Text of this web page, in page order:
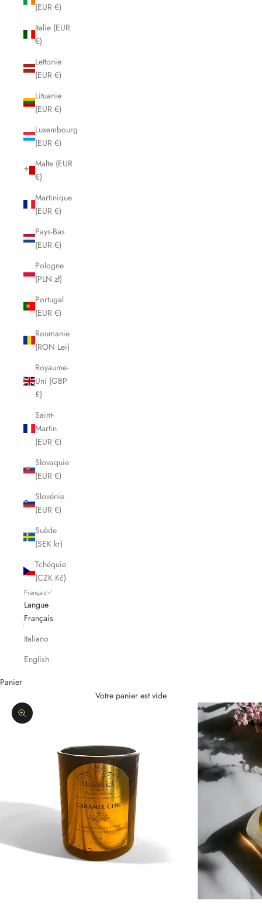
(EUR €)
Italie (EUR
€)
Lettonie
(EUR €)
Lituanie
(EUR €)
Luxembourg
(EUR €)
Malte (EUR
€)
Martinique
(EUR €)
Pays-Bas
(EUR €)
Pologne
(PLN zł)
Portugal
(EUR €)
Roumanie
(RON Lei)
Royaume-
Uni (GBP
£)
Saint-
Martin
(EUR €)
Slovaquie
(EUR €)
Slovénie
(EUR €)
Suède
(SEK kr)
Tchéquie
(CZK Kč)
Français
Langue
Français
Italiano
English
Panier
Votre panier est vide
Zoomer sur l'image